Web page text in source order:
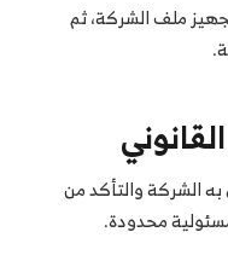
ملف الشركة، ثم
الشركة والتأكد من
محدودة.